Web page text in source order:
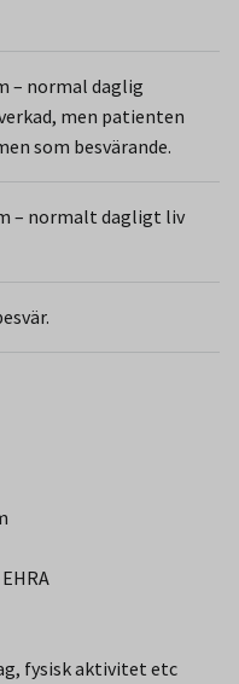
– normal daglig
men patienten
som besvärande.
– normalt dagligt liv
fysisk aktivitet etc